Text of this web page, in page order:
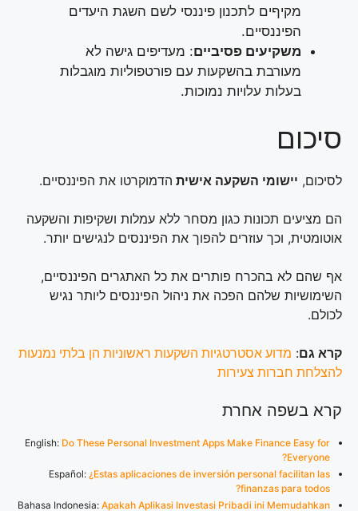
מקיףים לתכנון פיננסי לשם השגת היעדים
הפיננסיים.
משקיעים פסיביים: מעדיפים גישה לא
מעורבת בהשקעות עם פורטפוליות מוגבלות
בעלות עלויות נמוכות.
סיכום
לסיכום, יישומי השקעה אישית הדמוקרטו את הפיננסיים.
הם מציעים תכונות כגון מסחר ללא עמלות ושקיפות והשקעה
אוטומטית, וכך עוזרים להפוך את הפיננסים לנגישים יותר.
אף שהם לא בהכרח פותרים את כל האתגרים הפיננסיים,
השימושיות שלהם הפכה את ניהול הפיננסים ליותר נגיש
לכולם.
קרא גם: מדוע אסטרטגיות השקעות ראשוניות הן בלתי נמנעות
להצלחת חברות צעירות
קרא בשפה אחרת
English: Do These Personal Investment Apps Make Finance Easy for
Everyone?
Español: ¿Estas aplicaciones de inversión personal facilitan las
finanzas para todos?
Bahasa Indonesia: Apakah Aplikasi Investasi Pribadi ini Memudahkan